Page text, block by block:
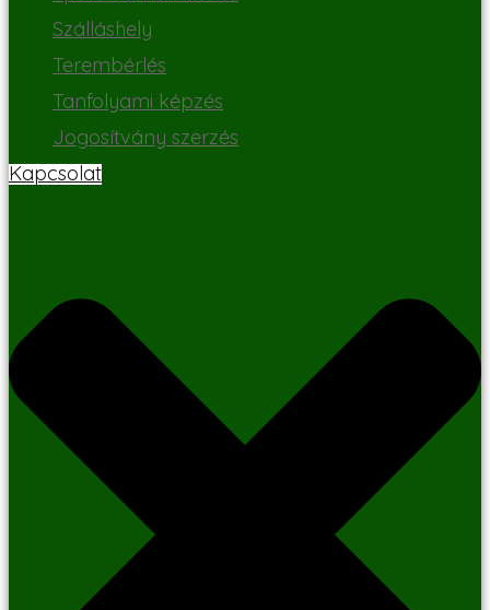
Szálláshely
Terembérlés
Tanfolyami képzés
Jogosítvány szerzés
Kapcsolat